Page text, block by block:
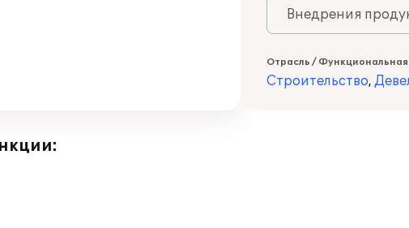
Внедрения
Отрасль / Функциональная
Строительство,